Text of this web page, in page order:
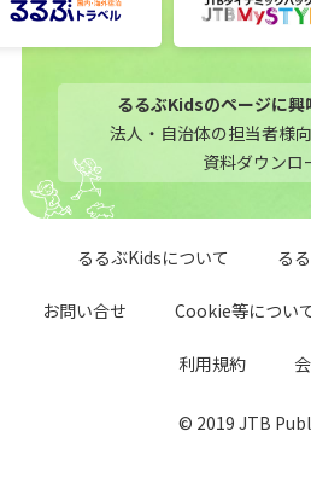
るるぶKidsのページに興
法人・自治体の担当者様
資料ダウンロ
るるぶKidsについて る
お問い合せ Cookie等につい
利用規約
© 2019 JTB